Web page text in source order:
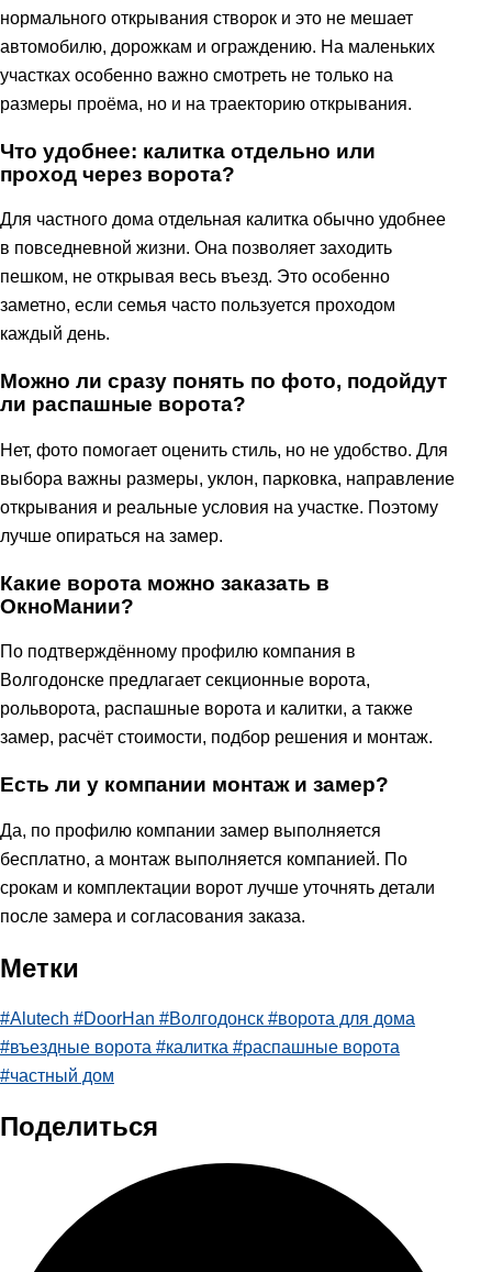
нормального открывания створок и это не мешает
автомобилю, дорожкам и ограждению. На маленьких
участках особенно важно смотреть не только на
размеры проёма, но и на траекторию открывания.
Что удобнее: калитка отдельно или
проход через ворота?
Для частного дома отдельная калитка обычно удобнее
в повседневной жизни. Она позволяет заходить
пешком, не открывая весь въезд. Это особенно
заметно, если семья часто пользуется проходом
каждый день.
Можно ли сразу понять по фото, подойдут
ли распашные ворота?
Нет, фото помогает оценить стиль, но не удобство. Для
выбора важны размеры, уклон, парковка, направление
открывания и реальные условия на участке. Поэтому
лучше опираться на замер.
Какие ворота можно заказать в
ОкноМании?
По подтверждённому профилю компания в
Волгодонске предлагает секционные ворота,
рольворота, распашные ворота и калитки, а также
замер, расчёт стоимости, подбор решения и монтаж.
Есть ли у компании монтаж и замер?
Да, по профилю компании замер выполняется
бесплатно, а монтаж выполняется компанией. По
срокам и комплектации ворот лучше уточнять детали
после замера и согласования заказа.
Метки
#Alutech #DoorHan #Волгодонск #ворота для дома
#въездные ворота #калитка #распашные ворота
#частный дом
Поделиться